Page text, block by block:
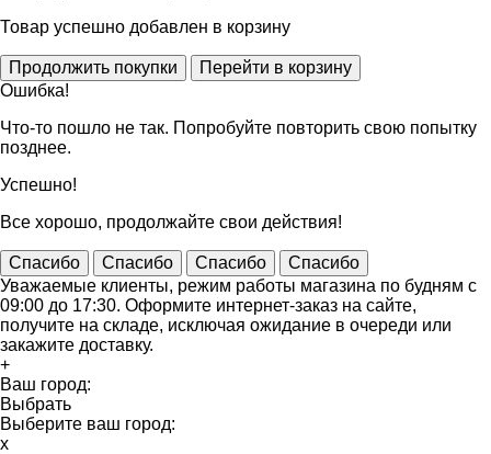
Товар успешно добавлен в корзину
Ошибка!
Что-то пошло не так. Попробуйте повторить свою попытку
позднее.
Успешно!
Все хорошо, продолжайте свои действия!
Спасибо Спасибо Спасибо
Спасибо
Уважаемые клиенты, режим работы магазина по будням с
09:00 до 17:30. Оформите интернет-заказ на сайте,
получите на складе, исключая ожидание в очереди или
закажите доставку.
+
Ваш город:
Выбрать
Выберите ваш город:
x